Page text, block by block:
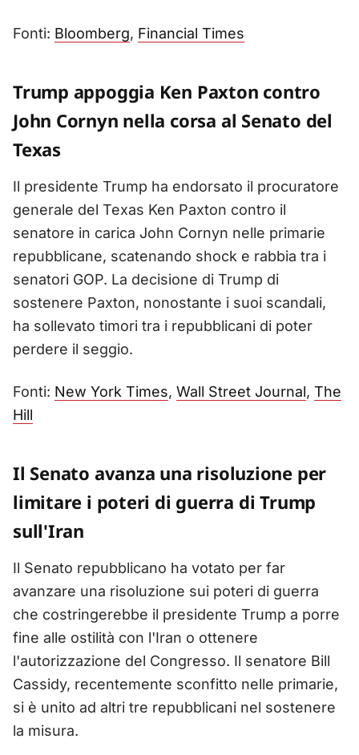
Fonti: Bloomberg, Financial Times
Trump appoggia Ken Paxton contro
John Cornyn nella corsa al Senato del
Texas
Il presidente Trump ha endorsato il procuratore
generale del Texas Ken Paxton contro il
senatore in carica John Cornyn nelle primarie
repubblicane, scatenando shock e rabbia tra i
senatori GOP. La decisione di Trump di
sostenere Paxton, nonostante i suoi scandali,
ha sollevato timori tra i repubblicani di poter
perdere il seggio.
Fonti: New York Times, Wall Street Journal, The
Hill
Il Senato avanza una risoluzione per
limitare i poteri di guerra di Trump
sull'Iran
Il Senato repubblicano ha votato per far
avanzare una risoluzione sui poteri di guerra
che costringerebbe il presidente Trump a porre
fine alle ostilità con l'Iran o ottenere
l'autorizzazione del Congresso. Il senatore Bill
Cassidy, recentemente sconfitto nelle primarie,
si è unito ad altri tre repubblicani nel sostenere
la misura.